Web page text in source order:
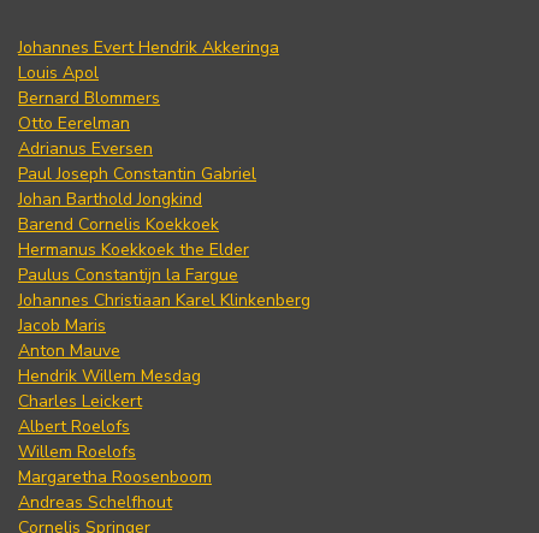
Johannes Evert Hendrik Akkeringa
Louis Apol
Bernard Blommers
Otto Eerelman
Adrianus Eversen
Paul Joseph Constantin Gabriel
Johan Barthold Jongkind
Barend Cornelis Koekkoek
Hermanus Koekkoek the Elder
Paulus Constantijn la Fargue
Johannes Christiaan Karel Klinkenberg
Jacob Maris
Anton Mauve
Hendrik Willem Mesdag
Charles Leickert
Albert Roelofs
Willem Roelofs
Margaretha Roosenboom
Andreas Schelfhout
Cornelis Springer